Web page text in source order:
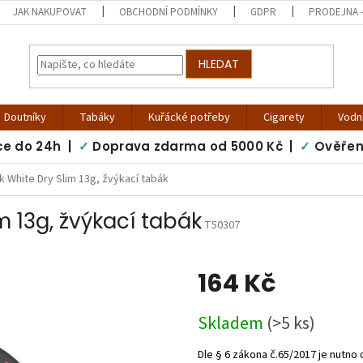
JAK NAKUPOVAT OBCHODNÍ PODMÍNKY GDPR PRODEJNA
HLEDAT
Doutníky Tabáky Kuřácké potřeby Cigarety
do 24h | ✓ Doprava zdarma od 5000 Kč | ✓
White Dry Slim 13g, žvýkací tabák
13g, žvýkací tabák T50307
164 Kč
cena:
Skladem (>5 ks)